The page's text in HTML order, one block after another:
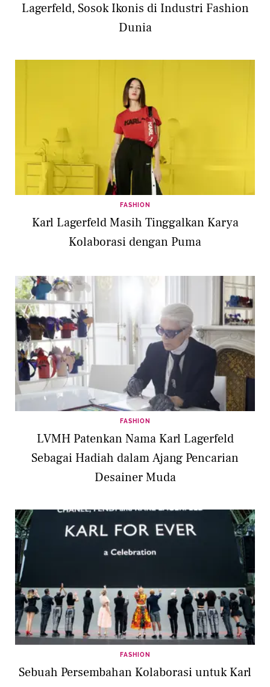
Lagerfeld, Sosok Ikonis di Industri Fashion
Dunia
FASHION
Karl Lagerfeld Masih Tinggalkan Karya
Kolaborasi dengan Puma
FASHION
LVMH Patenkan Nama Karl Lagerfeld
Sebagai Hadiah dalam Ajang Pencarian
Desainer Muda
FASHION
Sebuah Persembahan Kolaborasi untuk Karl